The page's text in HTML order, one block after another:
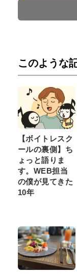
このような
【ボイトレスク
ールの裏側】ち
ょっと語りま
す。WEB担当
の僕が見てきた
10年